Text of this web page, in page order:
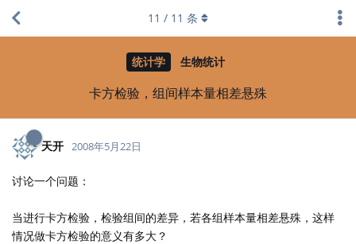
统计学 生物统计
卡方检验，组间样本量相差悬殊
11 / 11 条
天开 2008年5月22日
讨论一个问题：
当进行卡方检验，检验组间的差异，若各组样本量相差悬殊，这样
情况做卡方检验的意义有多大？